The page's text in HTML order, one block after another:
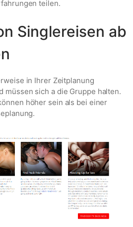
teilen.
Singlereisen ab
in Ihrer Zeitplanung
müssen sich a die Gruppe halten.
höher sein als bei einer